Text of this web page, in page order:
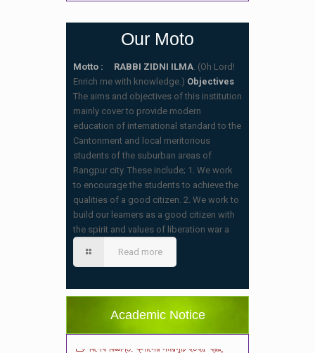
Our Moto
Motto : RABBI ZIDNI ILMA. (Oh Lord!
Enrich me with knowledge.) Objectives
The aims and objectives of this institution
mainly cover to provide modern
education of international standard to the
Cantonment and local meritorious
students of the suburban areas of
Rangpur city. These include; 1. We work
to encourage the students to achieve the
qualities of a good citizen. 2. We work to
build our learners as a good citizen with
the spirit and values of liberation war a
Read more
Academic Notice
স্কুলের ছুটির তালিকা ও বর্ষপঞ্জি – ২০২৬
শ্রেণি পযর্ন্ত ফরম বিতরন চলছে… বিস্তারিত
বিশেষ বিজ্ঞপ্তি: ক্লাসের সময়সূচি ২০২৫ খ্রীঃ,
বিস্তারিত….. (12/11/2025 1:13 pm)